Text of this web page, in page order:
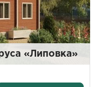
«Липовка»